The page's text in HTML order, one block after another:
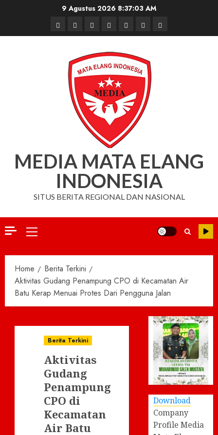
9 Agustus 2026 8:37:04 AM
BerandaNasionalDaerahHukum
dan
Kriminal
Pendidikan
Box
Redaksi
Iklan
MEDIA MATA ELANG
INDONESIA
SITUS BERITA REGIONAL DAN NASIONAL
Primary
Home
Berita Terkini
Aktivitas Gudang Penampung CPO di Kecamatan Air
Batu Kerap Menuai Protes Dari Pengguna Jalan
Berita Terkini
Aktivitas
Gudang
Penampung
CPO di
Kecamatan
Air Batu
Download
Company
Profile Media